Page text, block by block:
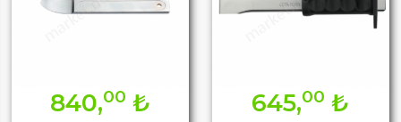
840,00 ₺ 645,00 ₺